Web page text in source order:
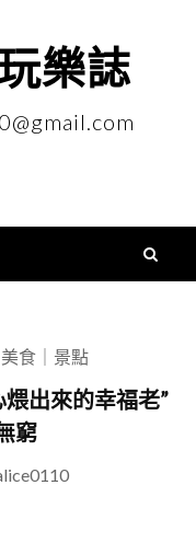
樂誌
食｜景點
出來的幸福老”
窮